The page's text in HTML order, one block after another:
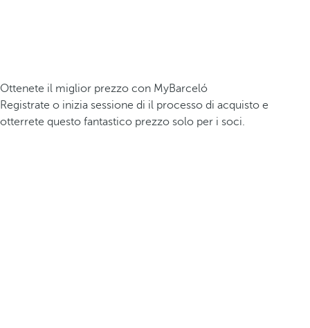
Ottenete il miglior prezzo con MyBarceló
Registrate o inizia sessione di il processo di acquisto e
otterrete questo fantastico prezzo solo per i soci.